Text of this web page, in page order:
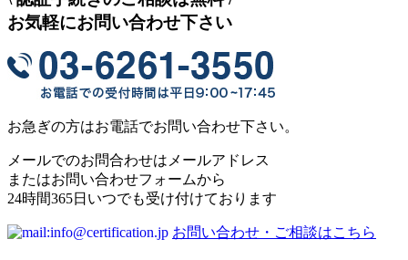
お気軽にお問い合わせ下さい
お急ぎの方はお電話でお問い合わせ下さい。
メールでのお問合わせはメールアドレス
またはお問い合わせフォームから
24時間365日いつでも受け付けております
お問い合わせ・ご相談はこちら